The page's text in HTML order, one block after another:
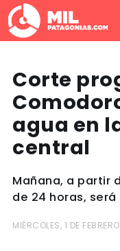
Corte
agua en
central
Mañana, a partir
de 24 horas,
MIÉRCOLES, 1 DE